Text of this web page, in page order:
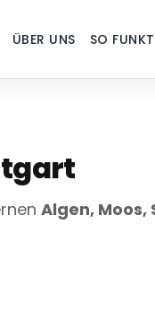
ÜBER UNS SO
Algen, Moos,